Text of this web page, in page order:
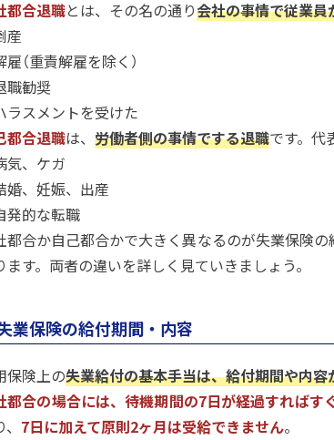
都合退職とは、その名の通り会社の事情で従業員
産
雇（重責解雇を除く）
職勧奨
ラスメントを受けた
都合退職は、 労働者側の事情でする退職です。代
気、ケガ
婚、妊娠、出産
発的な転職
都合か自己都合かで大きく異なるのが失業保険
ます。両者の違いを詳しく見ていきましょう。
業保険の給付期間・内容
保険上の失業給付の基本手当は、給付期間や内
都合の場合には、待機期間の7日が経過すればす
7日に加えて原則2ヶ月は受給できません。